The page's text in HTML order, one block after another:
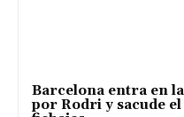
Barcelona entra en
por Rodri y sacude